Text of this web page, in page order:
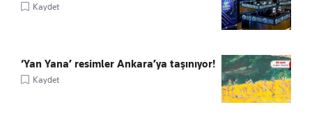
Kaydet
‘Yan Yana’ resimler Ankara’ya taşınıyor!
Kaydet